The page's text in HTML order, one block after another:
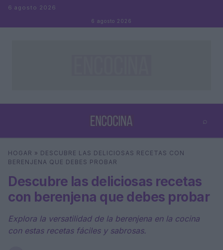
Saltar al contenido
6 agosto 2026
6 agosto 2026
⌕
Buscar
HOGAR » DESCUBRE LAS DELICIOSAS RECETAS CON
BERENJENA QUE DEBES PROBAR
Descubre las deliciosas recetas
con berenjena que debes probar
Explora la versatilidad de la berenjena en la cocina
con estas recetas fáciles y sabrosas.